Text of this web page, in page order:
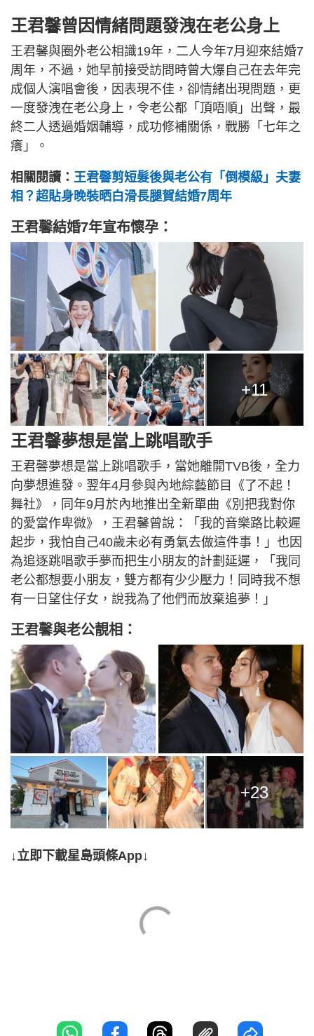
王君馨曾因情緒問題發洩在老公身上
王君馨與圈外老公相識19年，二人今年7月迎來結婚7
周年，不過，她早前接受訪問時曾大爆自己在去年完
成個人演唱會後，因表現不佳，卻情緒出現問題，更
一度發洩在老公身上，令老公都「頂唔順」出聲，最
終二人透過婚姻輔導，成功修補關係，戰勝「七年之
癢」。
相關閱讀： 王君韾剪短髮後與老公有「倒模級」夫妻
相？超貼身晚裝晒白滑長腿賀結婚7周年
王君馨結婚7年宣布懷孕：
+11
王君馨夢想是當上跳唱歌手
王君韾夢想是當上跳唱歌手，當她離開TVB後，全力
向夢想進發。翌年4月參與內地綜藝節目《了不起！
舞社》，同年9月於內地推出全新單曲《別把我對你
的愛當作卑微》，王君馨曾說：「我的音樂路比較遲
起步，我怕自己40歲未必有勇氣去做這件事！」也因
為追逐跳唱歌手夢而把生小朋友的計劃延遲，「我同
老公都想要小朋友，雙方都有少少壓力！同時我不想
有一日望住仔女，說我為了他們而放棄追夢！」
王君馨與老公靚相：
+23
↓立即下載星島頭條App↓